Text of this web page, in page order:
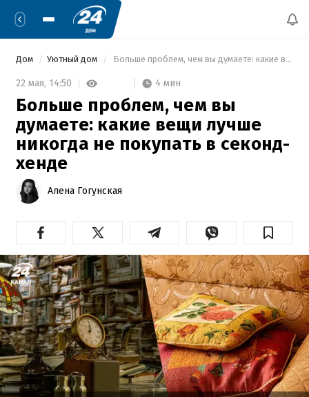
Дом Уютный дом Больше проблем, чем вы думаете: какие вещи лучше никогда не покупать в секонд-хенде
22 мая, 14:50 4 мин
Больше проблем, чем вы
думаете: какие вещи лучше
никогда не покупать в секонд-
хенде
Алена Гогунская